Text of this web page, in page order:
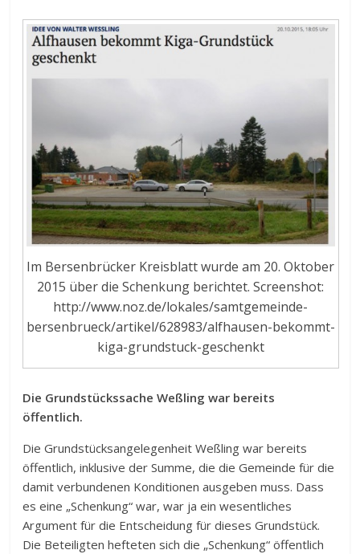
Im Bersenbrücker Kreisblatt wurde am 20. Oktober
2015 über die Schenkung berichtet. Screenshot:
http://www.noz.de/lokales/samtgemeinde-
bersenbrueck/artikel/628983/alfhausen-bekommt-
kiga-grundstuck-geschenkt
Die Grundstückssache Weßling war bereits
öffentlich.
Die Grundstücksangelegenheit Weßling war bereits
öffentlich, inklusive der Summe, die die Gemeinde für die
damit verbundenen Konditionen ausgeben muss. Dass
es eine „Schenkung“ war, war ja ein wesentliches
Argument für die Entscheidung für dieses Grundstück.
Die Beteiligten hefteten sich die „Schenkung“ öffentlich